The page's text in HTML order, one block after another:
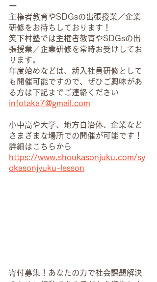
ー
主権者教育やSDGsの出張授業／企業
研修をお待ちしております！
笑下村塾では主権者教育やSDGsの出
張授業／企業研修を常時お受けしてお
ります。
年度始めなどは、新入社員研修として
も開催可能ですので、ぜひご興味があ
る方は下記までご連絡ください
infotaka7@gmail.com
小中高や大学、地方自治体、企業など
さまざまな場所での開催が可能です！
詳細はこちらから
https://www.shoukasonjuku.com/sy
okasonjyuku-lesson
寄付募集！あなたの力で社会課題解決